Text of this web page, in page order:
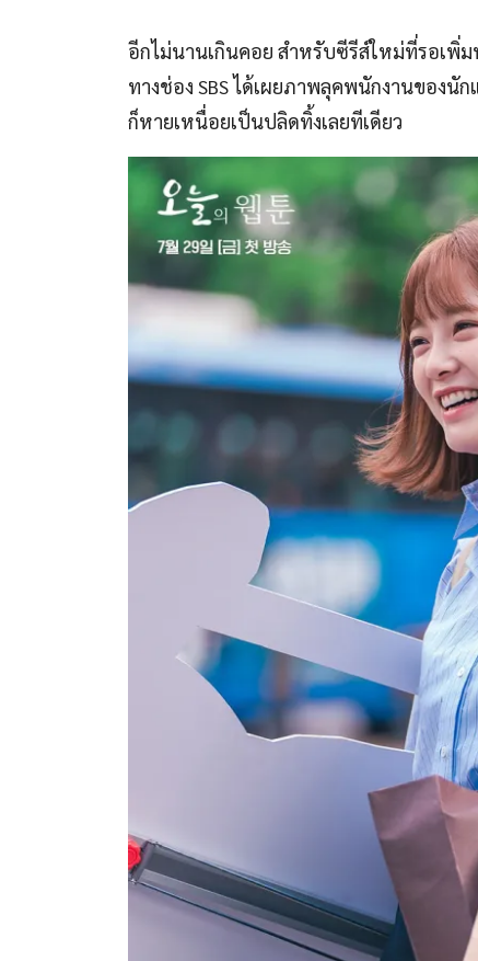
อีกไม่นานเกินคอย สำหรับซีรีส์ใหม่ที่รอเพิ่
ทางช่อง SBS ได้เผยภาพลุคพนักงานของนัก
ก็หายเหนื่อยเป็นปลิดทิ้งเลยทีเดียว